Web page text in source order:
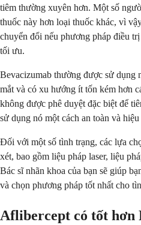
tiêm thường xuyên hơn. Một số
thuốc này hơn loại thuốc khác, vì
chuyển đổi nếu phương pháp điều
tối ưu.
Bevacizumab thường được sử dụng
mắt và có xu hướng ít tốn kém hơn
không được phê duyệt đặc biệt để
sử dụng nó một cách an toàn và hiệu
Đối với một số tình trạng, các lựa
xét, bao gồm liệu pháp laser, liệu
Bác sĩ nhãn khoa của bạn sẽ giúp
và chọn phương pháp tốt nhất cho
Aflibercept có tốt hơn